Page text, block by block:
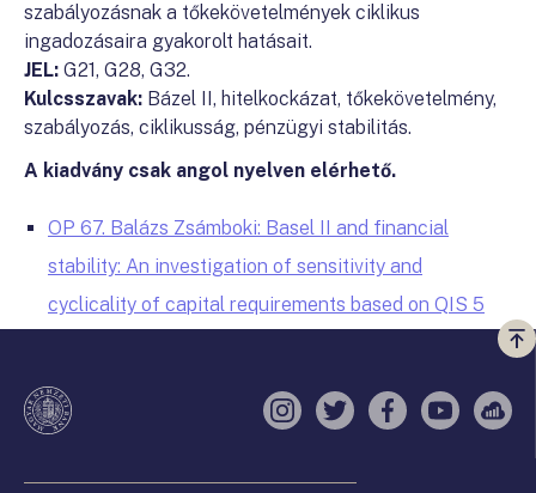
szabályozásnak a tőkekövetelmények ciklikus
ingadozásaira gyakorolt hatásait.
JEL: G21, G28, G32.
Kulcsszavak: Bázel II, hitelkockázat, tőkekövetelmény,
szabályozás, ciklikusság, pénzügyi stabilitás.
A kiadvány csak angol nyelven elérhető.
OP 67. Balázs Zsámboki: Basel II and financial
stability: An investigation of sensitivity and
cyclicality of capital requirements based on QIS 5
a
Instagram
TwitterFacebook
YouTube